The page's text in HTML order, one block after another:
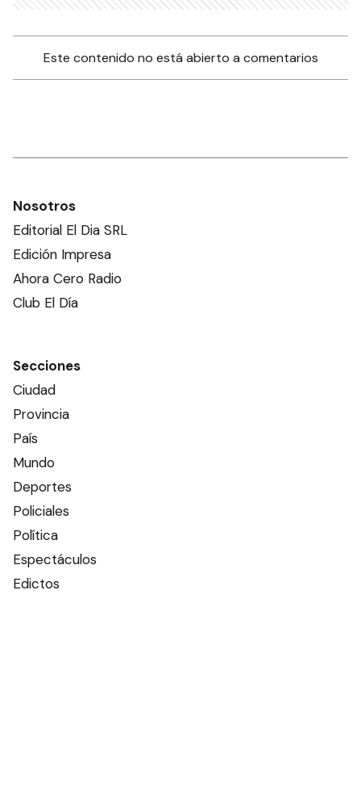
Este contenido no está abierto a comentarios
Nosotros
Editorial El Dia SRL
Edición Impresa
Ahora Cero Radio
Club El Día
Secciones
Ciudad
Provincia
País
Mundo
Deportes
Policiales
Política
Espectáculos
Edictos